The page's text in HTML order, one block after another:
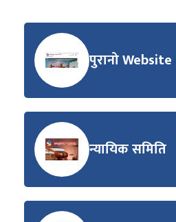
पुरानो Website
न्यायिक समिति